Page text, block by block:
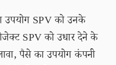
उपयोग SPV को उनके
SPV को उधार देने के
पैसे का उपयोग कंपनी